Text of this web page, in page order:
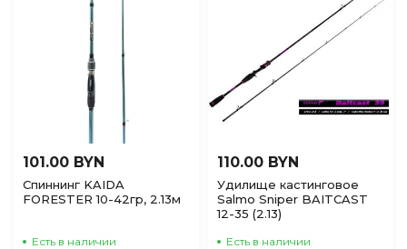
101.00 BYN
Спиннинг KAIDA
FORESTER 10-42гр, 2.13м
Есть в наличии
110.00 BYN
Удилище кастинговое
Salmo Sniper BAITCAST
12-35 (2.13)
Есть в наличии